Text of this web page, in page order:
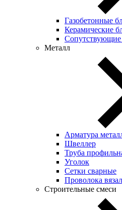
Газобетонные
Керамические
Сопутствующие
Металл
Арматура
Швеллер
Труба
Уголок
Сетки сварные
Проволока
Строительные смеси